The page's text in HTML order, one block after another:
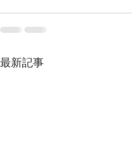
最新記事